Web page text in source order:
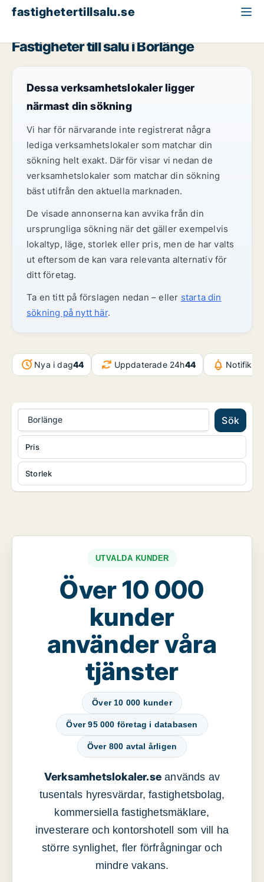
fastighetertillsalu.se
Fastigheter till salu i Borlänge
Dessa verksamhetslokaler ligger
närmast din sökning
Vi har för närvarande inte registrerat några
lediga verksamhetslokaler som matchar din
sökning helt exakt. Därför visar vi nedan de
verksamhetslokaler som matchar din sökning
bäst utifrån den aktuella marknaden.
De visade annonserna kan avvika från din
ursprungliga sökning när det gäller exempelvis
lokaltyp, läge, storlek eller pris, men de har valts
ut eftersom de kan vara relevanta alternativ för
ditt företag.
Ta en titt på förslagen nedan – eller starta din
sökning på nytt här.
Nya i dag44 Uppdaterade 24h44
Borlänge Sök
Storlek
Pris
UTVALDA KUNDER
Över 10 000
kunder
använder våra
tjänster
Över 10 000 kunder
Över 95 000 företag i databasen
Över 800 avtal årligen
Verksamhetslokaler.se används av
tusentals hyresvärdar, fastighetsbolag,
kommersiella fastighetsmäklare,
investerare och kontorshotell som vill ha
större synlighet, fler förfrågningar och
mindre vakans.